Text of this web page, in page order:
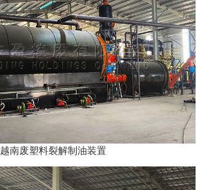
越南废塑料裂解制油装置